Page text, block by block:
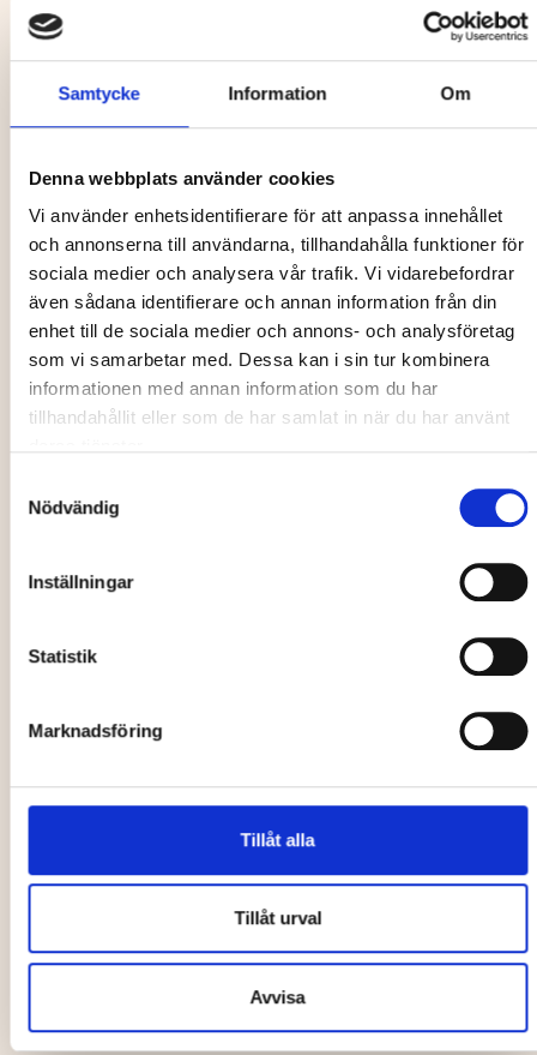
Samtycke Information Om
Denna webbplats använder cookies
Vi använder enhetsidentifierare för att anpassa innehållet
och annonserna till användarna, tillhandahålla funktioner för
sociala medier och analysera vår trafik. Vi vidarebefordrar
även sådana identifierare och annan information från din
enhet till de sociala medier och annons- och analysföretag
som vi samarbetar med. Dessa kan i sin tur kombinera
informationen med annan information som du har
tillhandahållit eller som de har samlat in när du har använt
Nödvändig
Inställningar
Statistik
Marknadsföring
Tillåt alla
Tillåt urval
Avvisa
Rådhustorget
Rådhustorget blir Rallycentrum. Upplev rally-VM
tillsammans med roliga aktiviteter för alla! Träffa renar
och lek i snöborgen. Vila ut på en renfäll eller i kåta med
gott fika och se rallyt på storbildsskärm!
Hitta hit
Läs mer om Rally i Umeå centrum här!
Service Park Nolia
Här håller teamen till under tävlingsdagarna och det är fri
entré för allmänheten att komma och besöka området.
Kom förbi och se bilarna på nära håll.